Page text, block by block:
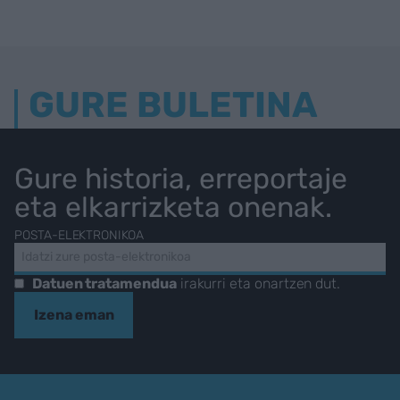
GURE BULETINA
Gure historia, erreportaje
eta elkarrizketa onenak.
POSTA-ELEKTRONIKOA
Datuen tratamenduairakurri eta onartzen dut.
Izena eman